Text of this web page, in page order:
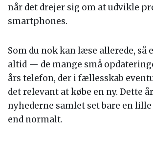
når det drejer sig om at udvikle
smartphones.
Som du nok kan læse allerede, så
altid — de mange små
års telefon, der i fællesskab
det relevant at købe en ny. Dette
nyhederne samlet set bare en
end normalt.